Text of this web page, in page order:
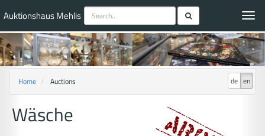
Auktionshaus Mehlis
de en
Home Auctions
Wäsche